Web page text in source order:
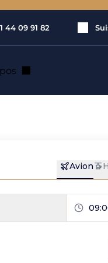
44 09 91 82